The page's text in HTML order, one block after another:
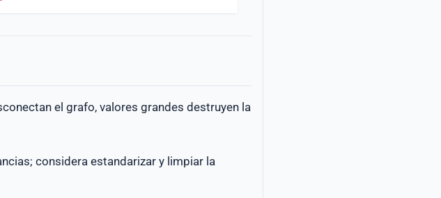
el grafo, valores grandes destruyen la
considera estandarizar y limpiar la